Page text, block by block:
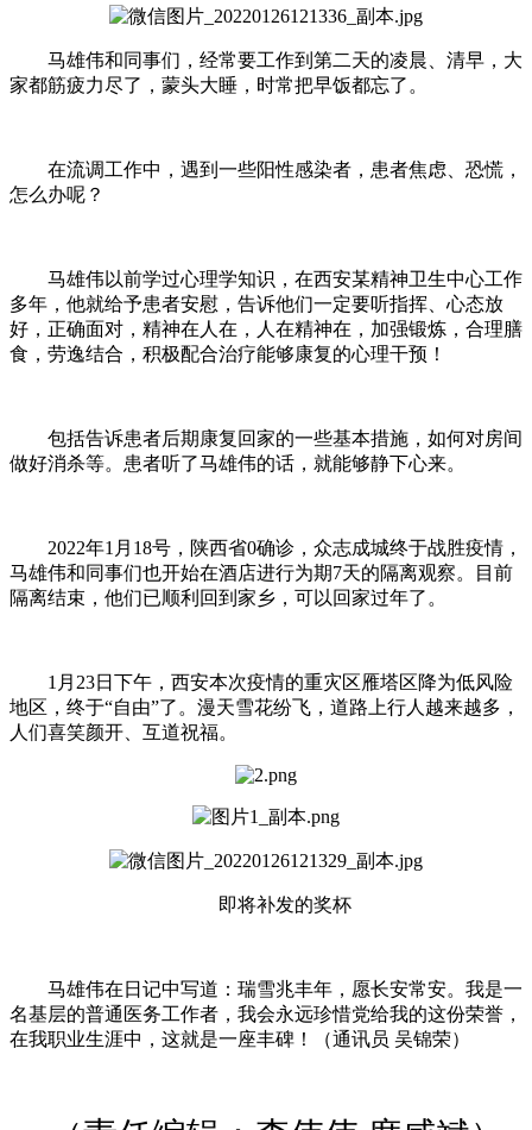
马雄伟和同事们，经常要工作到第二天的凌晨、清早，大
家都筋疲力尽了，蒙头大睡，时常把早饭都忘了。
在流调工作中，遇到一些阳性感染者，患者焦虑、恐慌，
怎么办呢？
马雄伟以前学过心理学知识，在西安某精神卫生中心工作
多年，他就给予患者安慰，告诉他们一定要听指挥、心态放
好，正确面对，精神在人在，人在精神在，加强锻炼，合理膳
食，劳逸结合，积极配合治疗能够康复的心理干预！
包括告诉患者后期康复回家的一些基本措施，如何对房间
做好消杀等。患者听了马雄伟的话，就能够静下心来。
2022年1月18号，陕西省0确诊，众志成城终于战胜疫情，
马雄伟和同事们也开始在酒店进行为期7天的隔离观察。目前
隔离结束，他们已顺利回到家乡，可以回家过年了。
1月23日下午，西安本次疫情的重灾区雁塔区降为低风险
地区，终于“自由”了。漫天雪花纷飞，道路上行人越来越多，
人们喜笑颜开、互道祝福。
即将补发的奖杯
马雄伟在日记中写道：瑞雪兆丰年，愿长安常安。我是一
名基层的普通医务工作者，我会永远珍惜党给我的这份荣誉，
在我职业生涯中，这就是一座丰碑！（通讯员 吴锦荣）